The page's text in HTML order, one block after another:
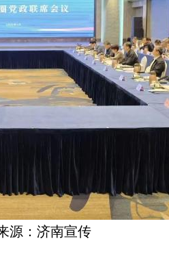
源：济南宣传